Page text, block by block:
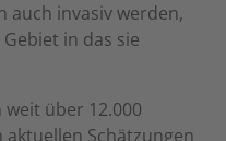
auch invasiv werden,
in das sie
über 12.000
Schätzungen